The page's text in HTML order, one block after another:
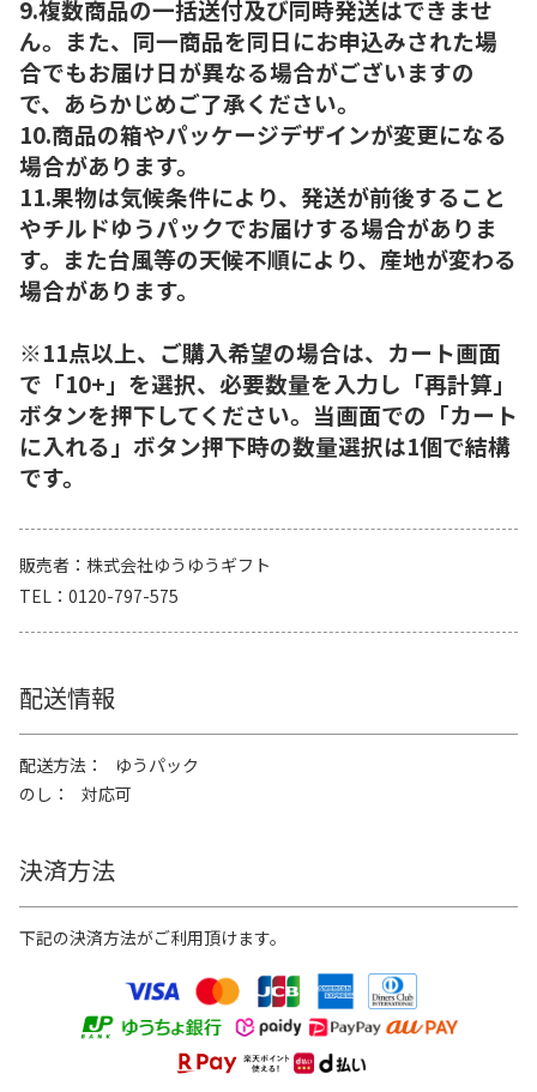
9.複数商品の一括送付及び同時発送はできませ
ん。また、同一商品を同日にお申込みされた場
合でもお届け日が異なる場合がございますの
で、あらかじめご了承ください。
10.商品の箱やパッケージデザインが変更になる
場合があります。
11.果物は気候条件により、発送が前後すること
やチルドゆうパックでお届けする場合がありま
す。また台風等の天候不順により、産地が変わる
場合があります。
※11点以上、ご購入希望の場合は、カート画面
で「10+」を選択、必要数量を入力し「再計算」
ボタンを押下してください。当画面での「カート
に入れる」ボタン押下時の数量選択は1個で結構
です。
販売者
株式会社ゆうゆうギフト
TEL
0120-797-575
配送情報
配送方法
ゆうパック
のし
対応可
決済方法
下記の決済方法がご利用頂けます。